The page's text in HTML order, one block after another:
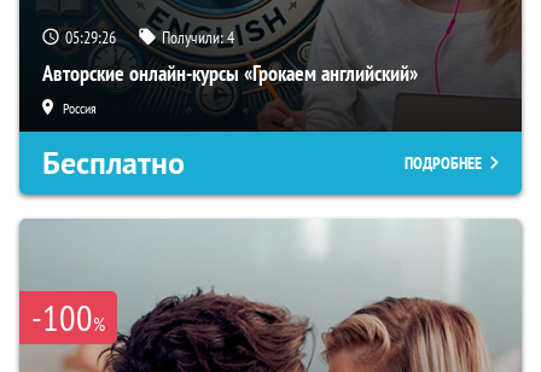
05:29:25 Получили:4
Авторские онлайн-курсы «Грокаем английский»
Россия
Бесплатно ПОДРОБНЕЕ
-100%